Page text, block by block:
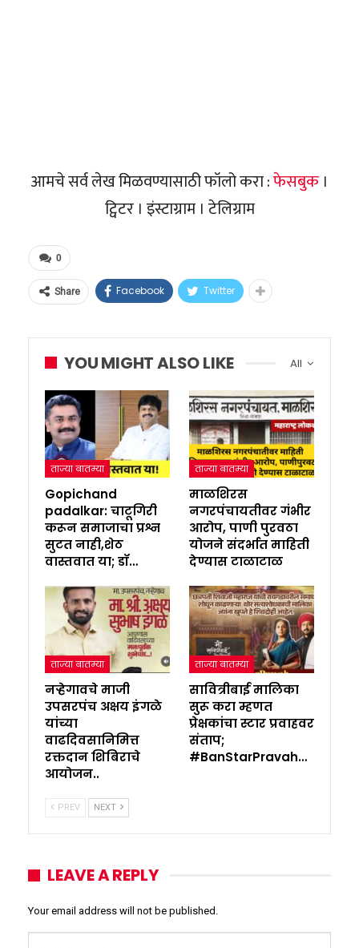
आमचे सर्व लेख मिळवण्यासाठी फॉलो करा :फेसबुक ।
ट्विटर । इंस्टाग्राम । टेलिग्राम
0
Share Facebook Twitter
All
YOU MIGHT ALSO LIKE
ताज्या बातम्या
Gopichand
padalkar: चाटूगिरी
करून समाजाचा प्रश्न
सुटत नाही,शेठ
वास्तवात या; डॉ…
ताज्या बातम्या
माळशिरस
नगरपंचायतीवर गंभीर
आरोप, पाणी पुरवठा
योजने संदर्भात माहिती
देण्यास टाळाटाळ
ताज्या बातम्या
नऱ्हेगावचे माजी
उपसरपंच अक्षय इंगळे
यांच्या
वाढदिवसानिमित्त
रक्तदान शिबिराचे
आयोजन..
ताज्या बातम्या
सावित्रीबाई मालिका
सुरू करा म्हणत
प्रेक्षकांचा स्टार प्रवाहवर
संताप;
#BanStarPravah…
PREV NEXT
LEAVE A REPLY
Your email address will not be published.